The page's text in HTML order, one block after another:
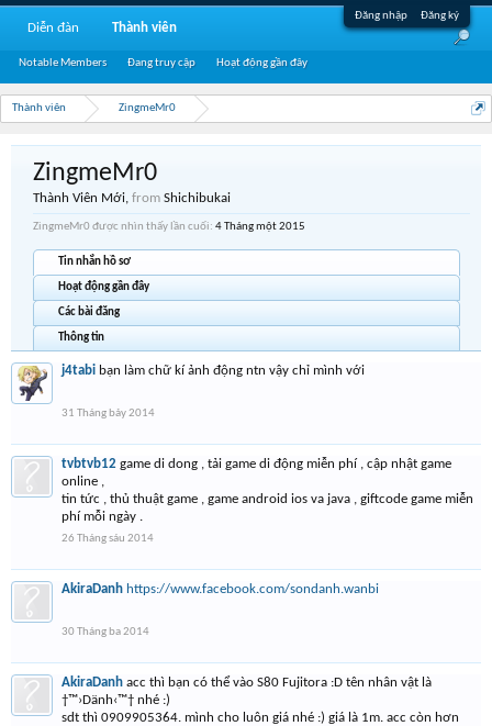
Đăng nhập Đăng ký
Thành viên ZingmeMr0
ZingmeMr0
Thành Viên Mới, from Shichibukai
ZingmeMr0 được nhìn thấy lần cuối: 4 Tháng một 2015
Tin nhắn hồ sơ
Hoạt động gần đây
Các bài đăng
Thông tin
j4tabi bạn làm chữ kí ảnh động ntn vậy chỉ mình với
31 Tháng bảy 2014
tvbtvb12 game di dong , tải game di động miễn phí , cập nhật game
online ,
tin tức , thủ thuật game , game android ios va java , giftcode game miễn
phí mỗi ngày .
26 Tháng sáu 2014
AkiraDanh https://www.facebook.com/sondanh.wanbi
30 Tháng ba 2014
AkiraDanh acc thì bạn có thể vào S80 Fujitora :D tên nhân vật là
†™›Dänh‹™† nhé :)
sdt thì 0909905364. mình cho luôn giá nhé :) giá là 1m. acc còn hơn
Diễn đàn Thành viên
Notable Members Đang truy cập Hoạt động gần đây